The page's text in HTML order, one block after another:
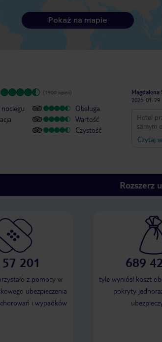
Pokaż na mapie
(1900 opinii)
Obsługa
Wartość
Czystość
Magdalena
2026-01-29
Hotel
samym
plażą.
który
w tym
Czytaj
Rozszerz
201
z pomocy w
ubezpieczenia
i wypadków
689
tyle wyniósł koszt
pokryty